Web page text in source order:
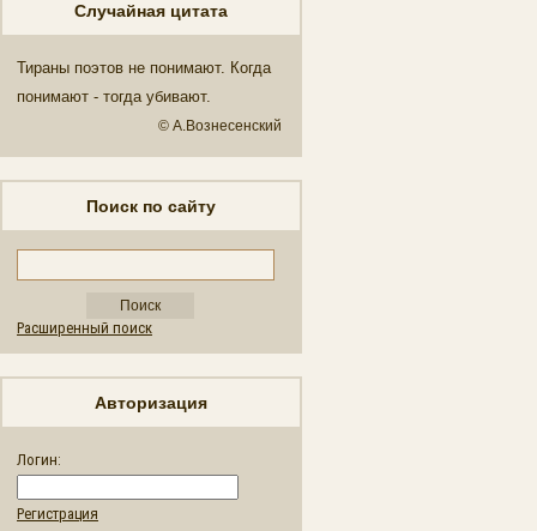
Случайная цитата
Тираны поэтов не понимают. Когда
понимают - тогда убивают.
© А.Вознесенский
Поиск по сайту
Расширенный поиск
Авторизация
Логин:
Регистрация